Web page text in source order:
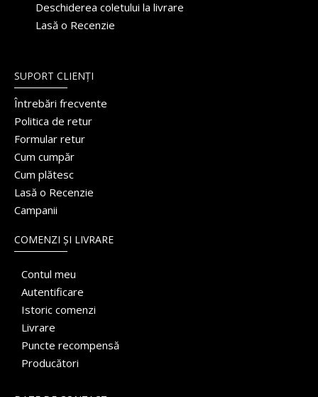
Deschiderea coletului la livrare
Lasă o Recenzie
SUPORT CLIENȚI
Întrebări frecvente
Politica de retur
Formular retur
Cum cumpăr
Cum plătesc
Lasă o Recenzie
Campanii
COMENZI ȘI LIVRARE
Contul meu
Autentificare
Istoric comenzi
Livrare
Puncte recompensă
Producători